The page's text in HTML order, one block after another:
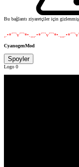
Bu bağlantı ziyaretçiler için
CyanogenMod
Spoyler
Logo 0